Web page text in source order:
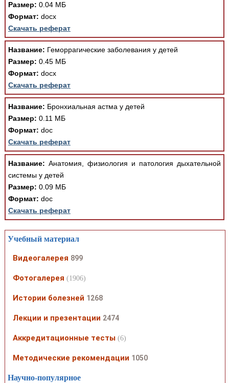
Размер: 0.04 МБ
Формат: docx
Скачать реферат
Название: Геморрагические заболевания у детей
Размер: 0.45 МБ
Формат: docx
Скачать реферат
Название: Бронхиальная астма у детей
Размер: 0.11 МБ
Формат: doc
Скачать реферат
Название: Анатомия, физиология и патология дыхательной
системы у детей
Размер: 0.09 МБ
Формат: doc
Скачать реферат
Учебный материал
Видеогалерея 899
Фотогалерея (1906)
Истории болезней 1268
Лекции и презентации 2474
Аккредитационные тесты (6)
Методические рекомендации 1050
Научно-популярное